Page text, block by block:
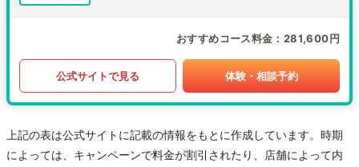
おすすめコース料金 281,600円
公式サイトで見る 体験・相談予約
上記の表は公式サイトに記載の情報をもとに作成しています。時期
によっては、キャンペーンで料金が割引されたり、店舗によって内